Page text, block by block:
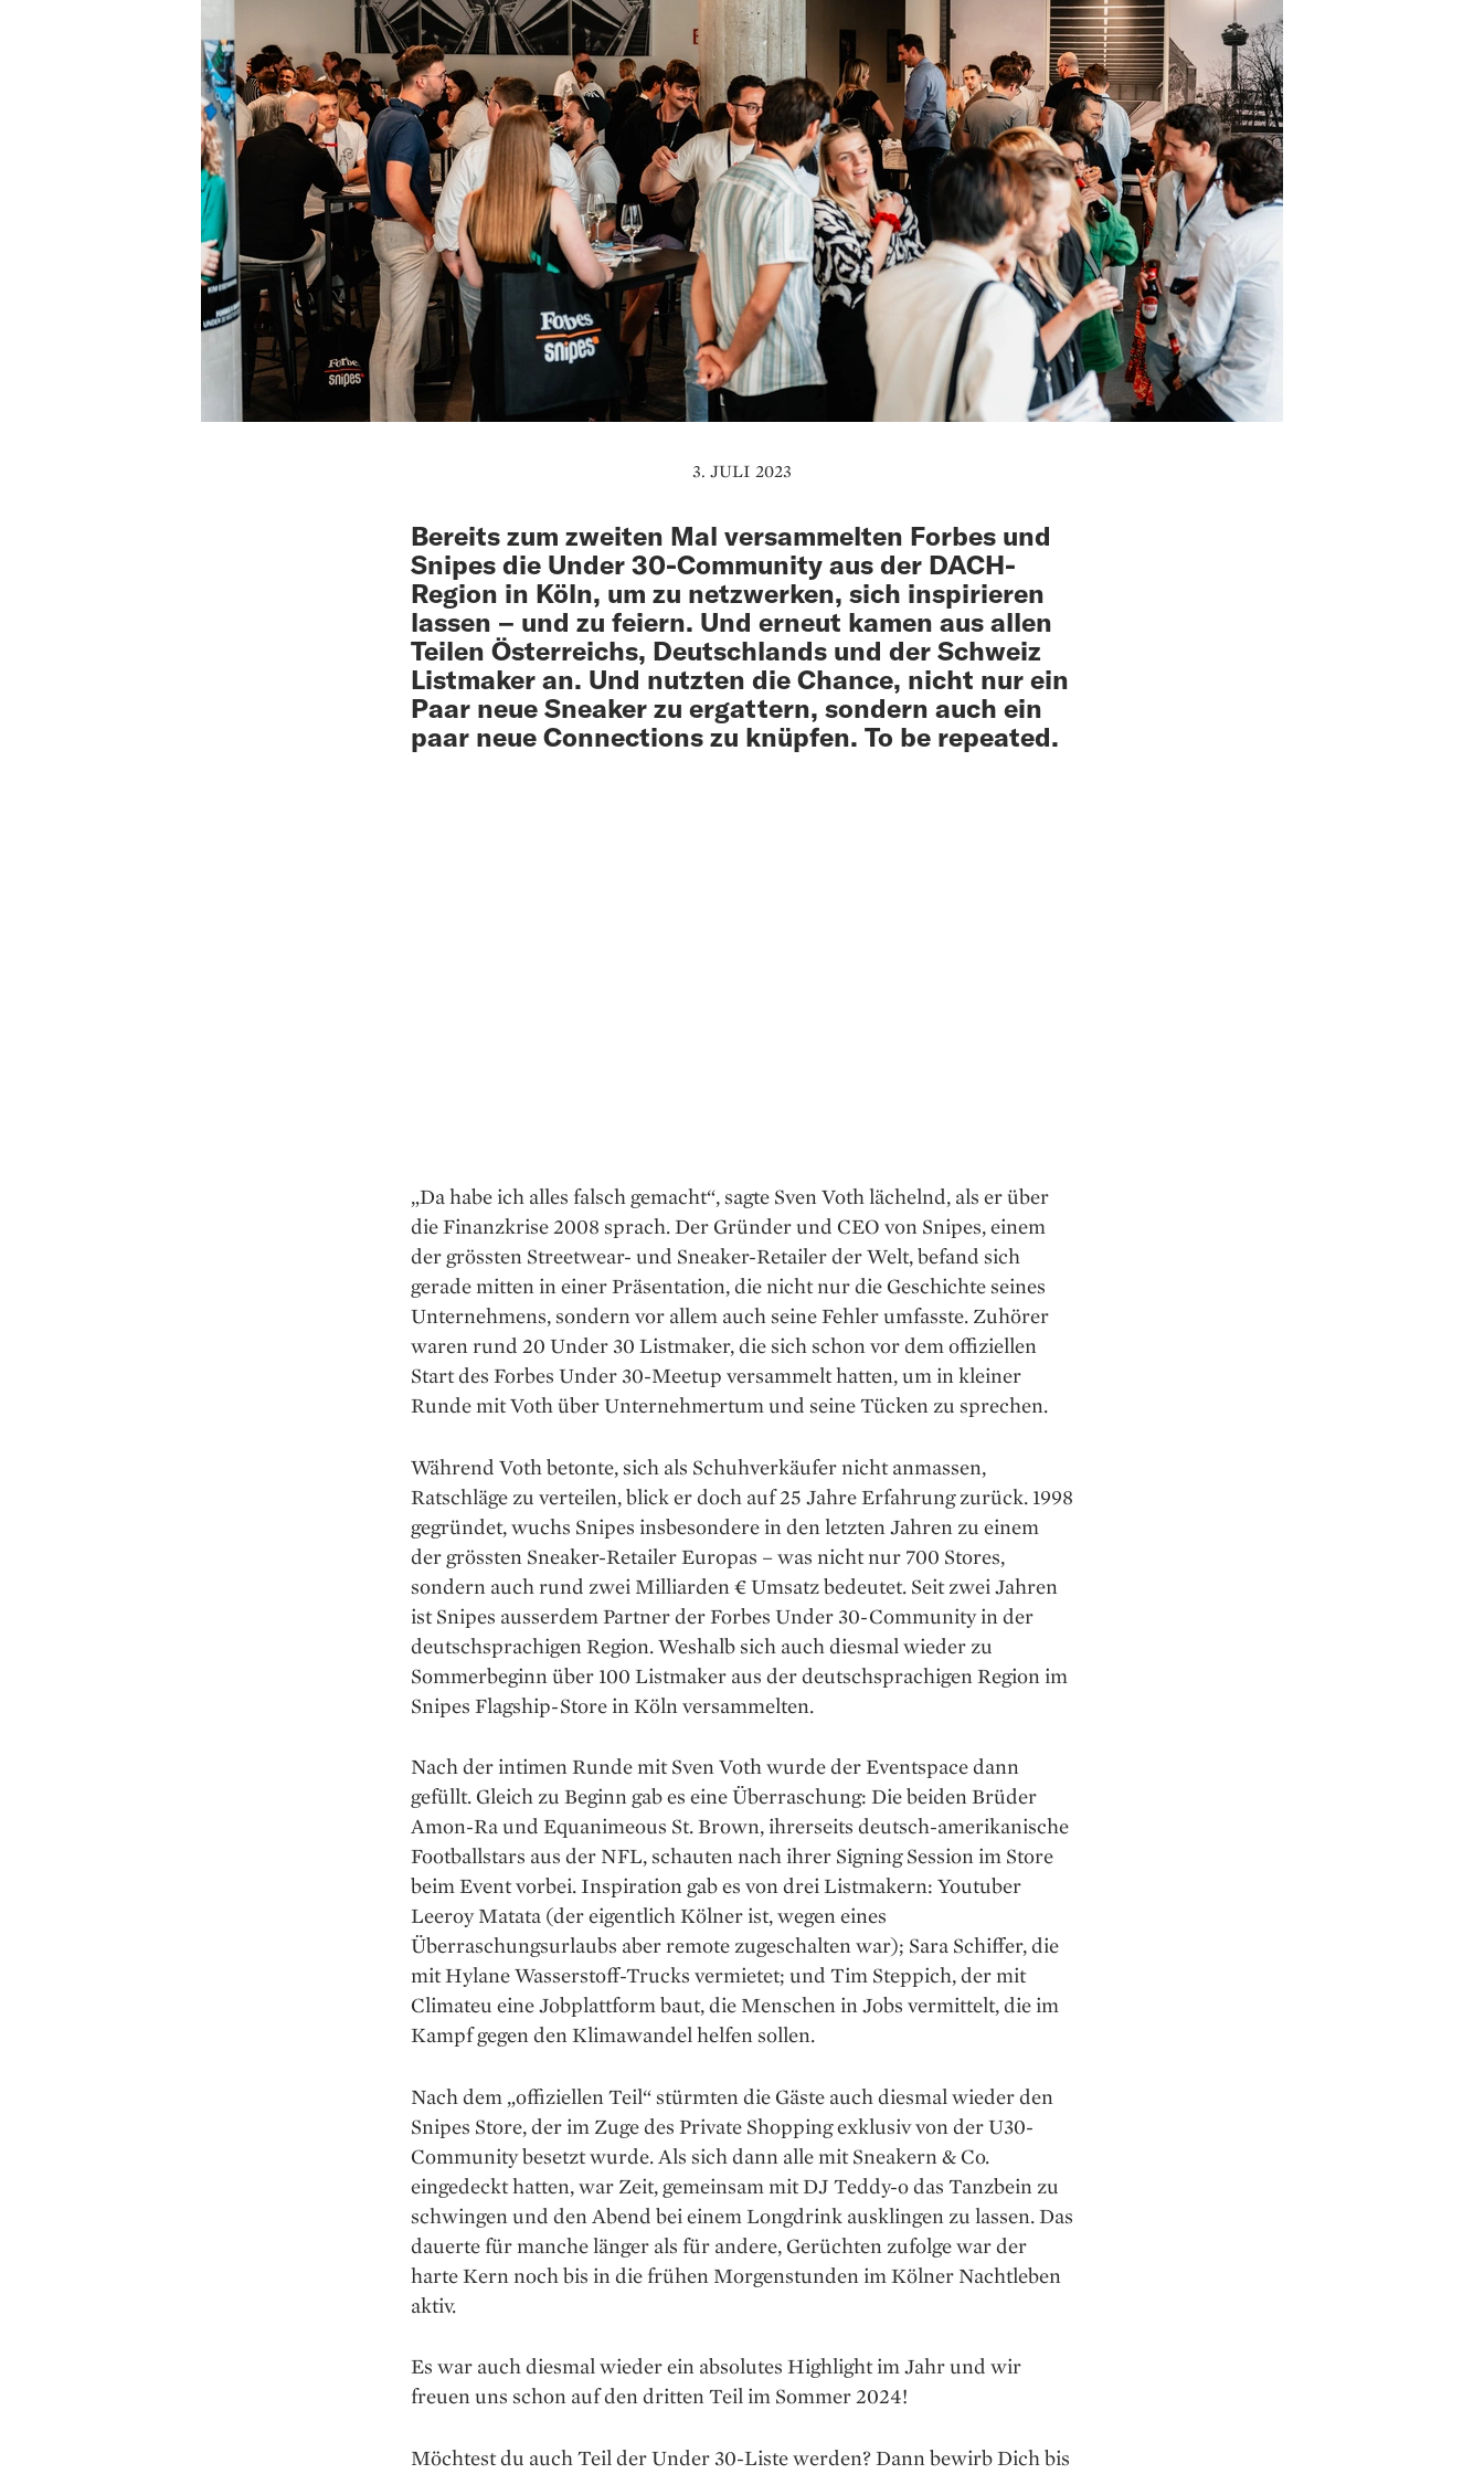
3. JULI 2023
Bereits zum zweiten Mal versammelten Forbes und
Snipes die Under 30-Community aus der DACH-
Region in Köln, um zu netzwerken, sich inspirieren
lassen – und zu feiern. Und erneut kamen aus allen
Teilen Österreichs, Deutschlands und der Schweiz
Listmaker an. Und nutzten die Chance, nicht nur ein
Paar neue Sneaker zu ergattern, sondern auch ein
paar neue Connections zu knüpfen. To be repeated.
„Da habe ich alles falsch gemacht“, sagte Sven Voth lächelnd, als er über
die Finanzkrise 2008 sprach. Der Gründer und CEO von Snipes, einem
der grössten Streetwear- und Sneaker-Retailer der Welt, befand sich
gerade mitten in einer Präsentation, die nicht nur die Geschichte seines
Unternehmens, sondern vor allem auch seine Fehler umfasste. Zuhörer
waren rund 20 Under 30 Listmaker, die sich schon vor dem offiziellen
Start des Forbes Under 30-Meetup versammelt hatten, um in kleiner
Runde mit Voth über Unternehmertum und seine Tücken zu sprechen.
Während Voth betonte, sich als Schuhverkäufer nicht anmassen,
Ratschläge zu verteilen, blick er doch auf 25 Jahre Erfahrung zurück. 1998
gegründet, wuchs Snipes insbesondere in den letzten Jahren zu einem
der grössten Sneaker-Retailer Europas – was nicht nur 700 Stores,
sondern auch rund zwei Milliarden € Umsatz bedeutet. Seit zwei Jahren
ist Snipes ausserdem Partner der Forbes Under 30-Community in der
deutschsprachigen Region. Weshalb sich auch diesmal wieder zu
Sommerbeginn über 100 Listmaker aus der deutschsprachigen Region im
Snipes Flagship-Store in Köln versammelten.
Nach der intimen Runde mit Sven Voth wurde der Eventspace dann
gefüllt. Gleich zu Beginn gab es eine Überraschung: Die beiden Brüder
Amon-Ra und Equanimeous St. Brown, ihrerseits deutsch-amerikanische
Footballstars aus der NFL, schauten nach ihrer Signing Session im Store
beim Event vorbei. Inspiration gab es von drei Listmakern: Youtuber
Leeroy Matata (der eigentlich Kölner ist, wegen eines
Überraschungsurlaubs aber remote zugeschalten war); Sara Schiffer, die
mit Hylane Wasserstoff-Trucks vermietet; und Tim Steppich, der mit
Climateu eine Jobplattform baut, die Menschen in Jobs vermittelt, die im
Kampf gegen den Klimawandel helfen sollen.
Nach dem „offiziellen Teil“ stürmten die Gäste auch diesmal wieder den
Snipes Store, der im Zuge des Private Shopping exklusiv von der U30-
Community besetzt wurde. Als sich dann alle mit Sneakern & Co.
eingedeckt hatten, war Zeit, gemeinsam mit DJ Teddy-o das Tanzbein zu
schwingen und den Abend bei einem Longdrink ausklingen zu lassen. Das
dauerte für manche länger als für andere, Gerüchten zufolge war der
harte Kern noch bis in die frühen Morgenstunden im Kölner Nachtleben
aktiv.
Es war auch diesmal wieder ein absolutes Highlight im Jahr und wir
freuen uns schon auf den dritten Teil im Sommer 2024!
Möchtest du auch Teil der Under 30-Liste werden? Dann bewirb Dich bis